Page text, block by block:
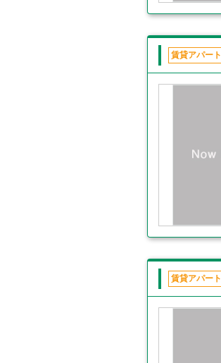
賃貸アパート
賃貸アパート